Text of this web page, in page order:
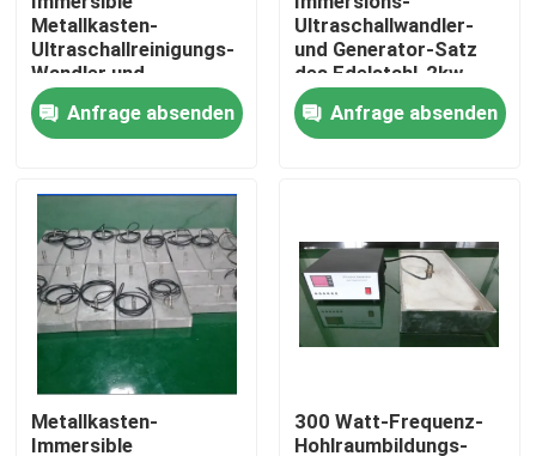
Qualitätskontrolle
Treten Sie mit uns in Verbindung
Fordern Sie ein Zitat
Reinigung Ultraschallwandler
High-Power-Ultraschallwandler
Multi Frequenz-Ultraschallwandler
Metallkasten-
Ultraschallreinigungs-
Wandler und
Generator-Ausrüstung
Anfrage absenden
Ultraschallwandler-
und Generator-Satz
des Edelstahl-2kw
Anfrage absenden
Metallkasten-
Immersible
300 Watt-Frequenz-
Hohlraumbildungs-